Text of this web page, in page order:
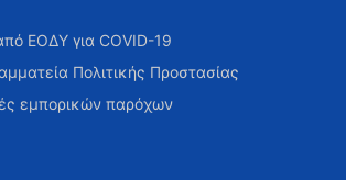
ΕΟΔΥ για COVID-19
Πολιτικής Προστασίας
εμπορικών παρόχων